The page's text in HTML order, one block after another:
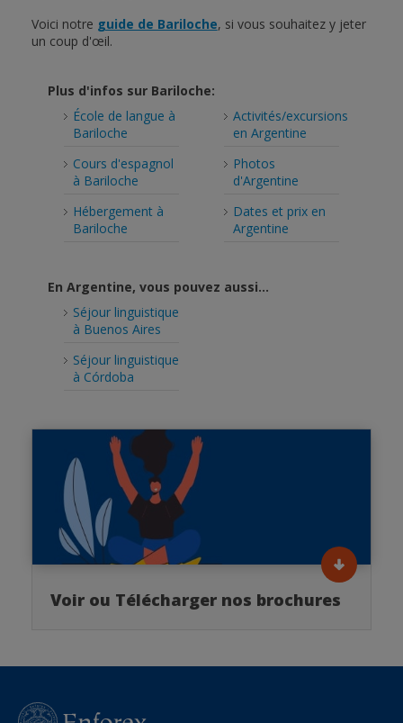
Voici notre guide de Bariloche, si vous souhaitez y jeter
un coup d'œil.
Plus d'infos sur Bariloche:
École de langue à
Bariloche
Cours d'espagnol
à Bariloche
Hébergement à
Bariloche
Activités/excursions
en Argentine
Photos
d'Argentine
Dates et prix en
Argentine
En Argentine, vous pouvez aussi...
Séjour linguistique
à Buenos Aires
Séjour linguistique
à Córdoba
Voir ou Télécharger nos brochures